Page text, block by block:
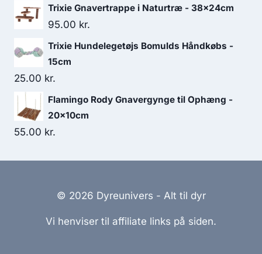
Trixie Gnavertrappe i Naturtræ - 38x24cm
95.00 kr.
Trixie Hundelegetøjs Bomulds Håndkøbs -
15cm
25.00 kr.
Flamingo Rody Gnavergynge til Ophæng -
20x10cm
55.00 kr.
© 2026 Dyreunivers - Alt til dyr
Vi henviser til affiliate links på siden.